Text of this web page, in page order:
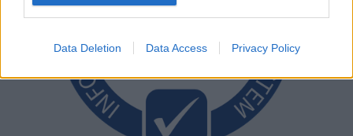
Data Deletion Data Access Privacy Policy